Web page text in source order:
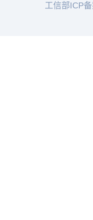
工信部ICP